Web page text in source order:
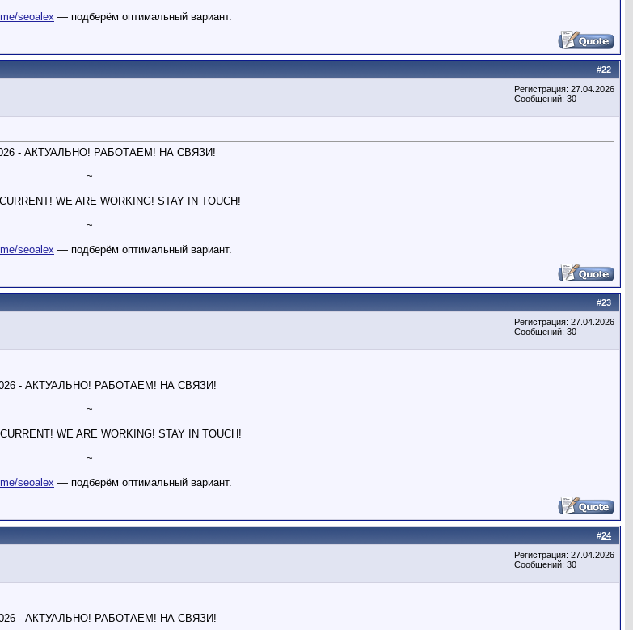
seoalex — подберём оптимальный вариант.
#22
Регистрация: 27.04.2026
Сообщений: 30
- АКТУАЛЬНО! РАБОТАЕМ! НА СВЯЗИ!
~
WE ARE WORKING! STAY IN TOUCH!
~
seoalex — подберём оптимальный вариант.
#23
Регистрация: 27.04.2026
Сообщений: 30
- АКТУАЛЬНО! РАБОТАЕМ! НА СВЯЗИ!
~
WE ARE WORKING! STAY IN TOUCH!
~
seoalex — подберём оптимальный вариант.
#24
Регистрация: 27.04.2026
Сообщений: 30
- АКТУАЛЬНО! РАБОТАЕМ! НА СВЯЗИ!